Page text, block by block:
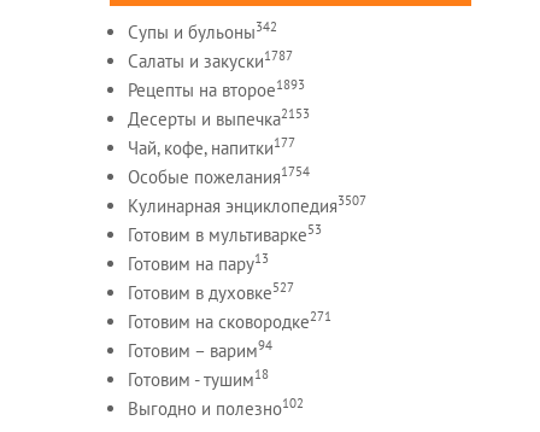
Супы и бульоны342
Салаты и закуски1787
Рецепты на второе1893
Десерты и выпечка2153
Чай, кофе, напитки177
Особые пожелания1754
Кулинарная энциклопедия3507
Готовим в мультиварке53
Готовим на пару13
Готовим в духовке527
Готовим на сковородке271
Готовим – варим94
Готовим - тушим18
Выгодно и полезно102